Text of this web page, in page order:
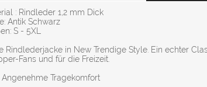
: Rindleder 1,2 mm Dick
Antik Schwarz
S - 5XL
Rindlederjacke in New Trendige Style. Ein echter
Fans und für die Freizeit.
Angenehme Tragekomfort